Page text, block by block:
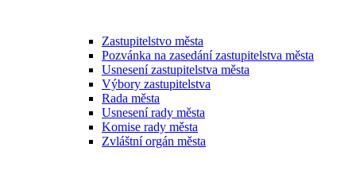
Zastupitelstvo města
Pozvánka na zasedání zastupitelstva města
Usnesení zastupitelstva města
Výbory zastupitelstva
Rada města
Usnesení rady města
Komise rady města
Zvláštní orgán města